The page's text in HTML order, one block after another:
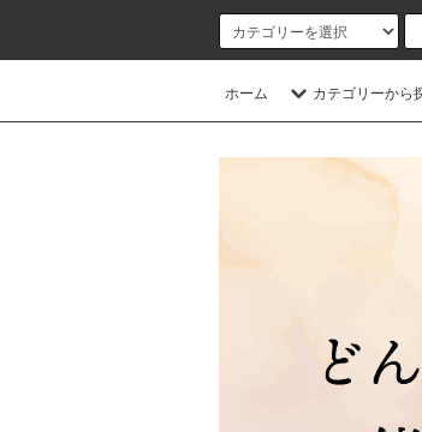
ホーム カテゴリーから